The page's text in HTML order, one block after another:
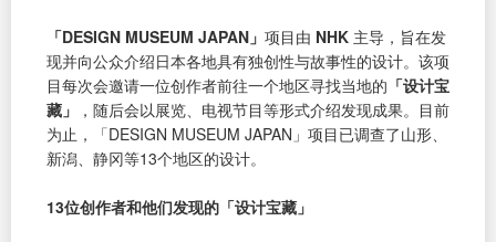
「DESIGN MUSEUM JAPAN」 项目由 NHK 主导，旨在发
现并向公众介绍日本各地具有独创性与故事性的设计。该项
目每次会邀请一位创作者前往一个地区寻找当地的 「设计宝
藏」
，随后会以展览、电视节目等形式介绍发现成果。目前
为止，「DESIGN MUSEUM JAPAN」项目已调查了山形、
新潟、静冈等13个地区的设计。
13位创作者和他们发现的「设计宝藏」